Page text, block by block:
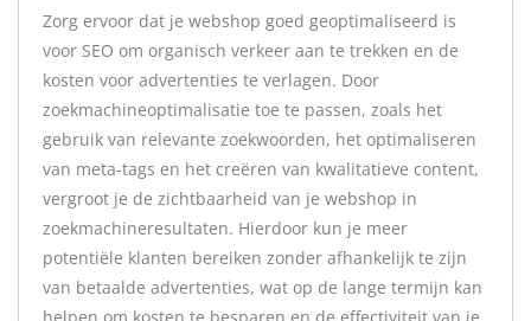
Zorg ervoor dat je webshop goed geoptimaliseerd is
voor SEO om organisch verkeer aan te trekken en de
kosten voor advertenties te verlagen. Door
zoekmachineoptimalisatie toe te passen, zoals het
gebruik van relevante zoekwoorden, het optimaliseren
van meta-tags en het creëren van kwalitatieve content,
vergroot je de zichtbaarheid van je webshop in
zoekmachineresultaten. Hierdoor kun je meer
potentiële klanten bereiken zonder afhankelijk te zijn
van betaalde advertenties, wat op de lange termijn kan